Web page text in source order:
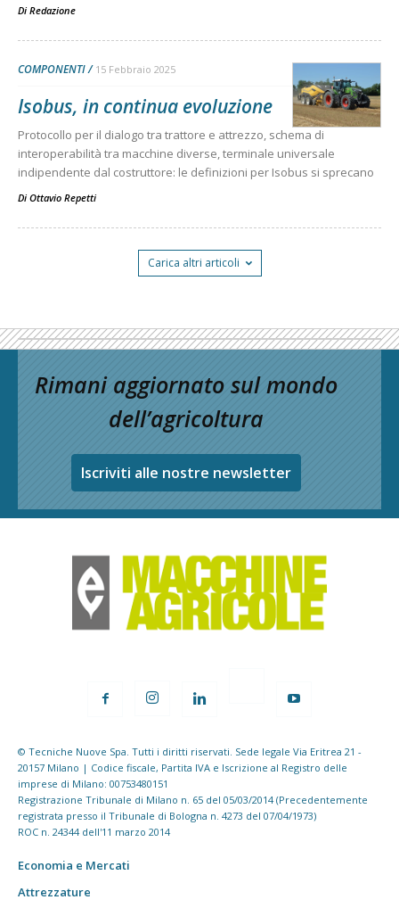
Di Redazione
COMPONENTI 15 Febbraio 2025
Isobus, in continua evoluzione
Protocollo per il dialogo tra trattore e attrezzo, schema di
interoperabilità tra macchine diverse, terminale universale
indipendente dal costruttore: le definizioni per Isobus si sprecano
Di Ottavio Repetti
Carica altri articoli
Rimani aggiornato sul mondo
dell’agricoltura
Iscriviti alle nostre newsletter
© Tecniche Nuove Spa. Tutti i diritti riservati. Sede legale Via Eritrea 21 -
20157 Milano | Codice fiscale, Partita IVA e Iscrizione al Registro delle
imprese di Milano: 00753480151
Registrazione Tribunale di Milano n. 65 del 05/03/2014 (Precedentemente
registrata presso il Tribunale di Bologna n. 4273 del 07/04/1973)
ROC n. 24344 dell'11 marzo 2014
Economia e Mercati
Attrezzature